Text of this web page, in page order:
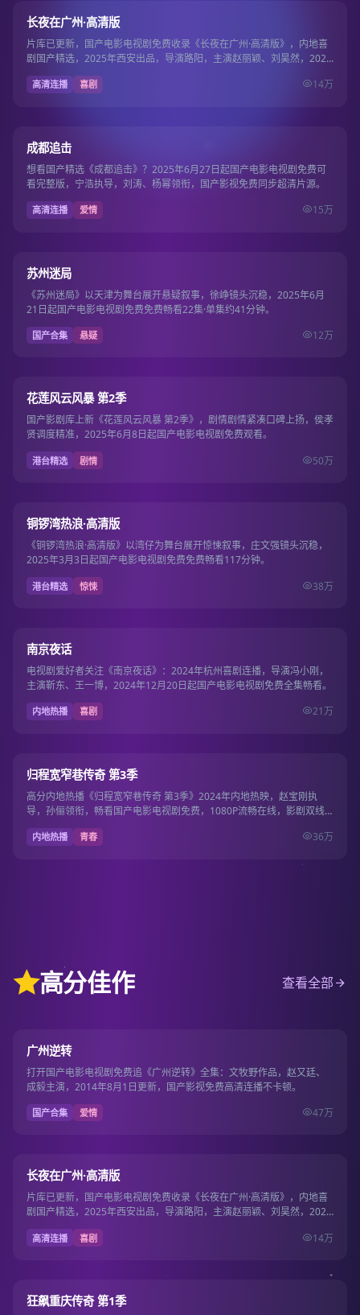
9.6
长夜在广州·高清版
片库已更新，国产电影电视剧免费收录《长夜在广州·高清版》，内地喜
剧国产精选，2025年西安出品，导演路阳，主演赵丽颖、刘昊然，2025
年10月5…
高清连播 喜剧 14万
8.2
成都追击
想看国产精选《成都追击》？2025年6月27日起国产电影电视剧免费可
看完整版，宁浩执导，刘涛、杨幂领衔，国产影视免费同步超清片源。
高清连播 爱情 15万
8.1
苏州迷局
《苏州迷局》以天津为舞台展开悬疑叙事，徐峥镜头沉稳，2025年6月
21日起国产电影电视剧免费免费畅看22集·单集约41分钟。
国产合集 悬疑 12万
7.7
花莲风云风暴 第2季
国产影剧库上新《花莲风云风暴 第2季》，剧情剧情紧凑口碑上扬，侯孝
贤调度精准，2025年6月8日起国产电影电视剧免费观看。
港台精选 剧情 50万
7.7
铜锣湾热浪·高清版
《铜锣湾热浪·高清版》以湾仔为舞台展开惊悚叙事，庄文强镜头沉稳，
2025年3月3日起国产电影电视剧免费免费畅看117分钟。
港台精选 惊悚 38万
8.7
南京夜话
电视剧爱好者关注《南京夜话》：2024年杭州喜剧连播，导演冯小刚，
主演靳东、王一博，2024年12月20日起国产电影电视剧免费全集畅看。
内地热播 喜剧 21万
7.2
归程宽窄巷传奇 第3季
高分内地热播《归程宽窄巷传奇 第3季》2024年内地热映，赵宝刚执
导，孙俪领衔，畅看国产电影电视剧免费，1080P流畅在线，影剧双线
一站畅看。
内地热播 青春 36万
高分佳作 查看全部
9.7
广州逆转
打开国产电影电视剧免费追《广州逆转》全集：文牧野作品，赵又廷、
成毅主演，2014年8月1日更新，国产影视免费高清连播不卡顿。
国产合集 爱情 47万
9.6
长夜在广州·高清版
片库已更新，国产电影电视剧免费收录《长夜在广州·高清版》，内地喜
剧国产精选，2025年西安出品，导演路阳，主演赵丽颖、刘昊然，2025
年10月5…
高清连播 喜剧 14万
9.5
狂飙重庆传奇 第1季